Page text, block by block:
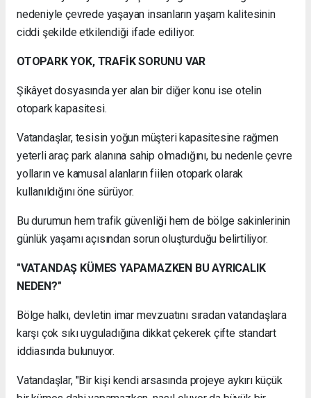
nedeniyle çevrede yaşayan insanların yaşam kalitesinin
ciddi şekilde etkilendiği ifade ediliyor.
OTOPARK YOK, TRAFİK SORUNU VAR
Şikâyet dosyasında yer alan bir diğer konu ise otelin
otopark kapasitesi.
Vatandaşlar, tesisin yoğun müşteri kapasitesine rağmen
yeterli araç park alanına sahip olmadığını, bu nedenle çevre
yolların ve kamusal alanların fiilen otopark olarak
kullanıldığını öne sürüyor.
Bu durumun hem trafik güvenliği hem de bölge sakinlerinin
günlük yaşamı açısından sorun oluşturduğu belirtiliyor.
"VATANDAŞ KÜMES YAPAMAZKEN BU AYRICALIK
NEDEN?"
Bölge halkı, devletin imar mevzuatını sıradan vatandaşlara
karşı çok sıkı uyguladığına dikkat çekerek çifte standart
iddiasında bulunuyor.
Vatandaşlar, "Bir kişi kendi arsasında projeye aykırı küçük